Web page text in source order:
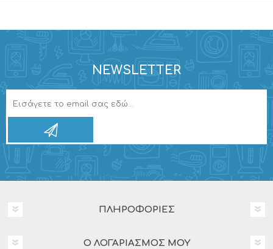
NEWSLETTER
ΠΛΗΡΟΦΟΡΊΕΣ
Ο ΛΟΓΑΡΙΑΣΜΌΣ ΜΟΥ